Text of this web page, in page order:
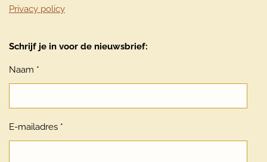
Privacy policy
Schrijf je in voor de nieuwsbrief:
Naam *
E-mailadres *